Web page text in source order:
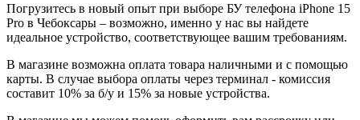
Погрузитесь в новый опыт при выборе БУ телефона iPhone 15
Pro в Чебоксары – возможно, именно у нас вы найдете
идеальное устройство, соответствующее вашим требованиям.
В магазине возможна оплата товара наличными и с помощью
карты. В случае выбора оплаты через терминал - комиссия
составит 10% за б/у и 15% за новые устройства.